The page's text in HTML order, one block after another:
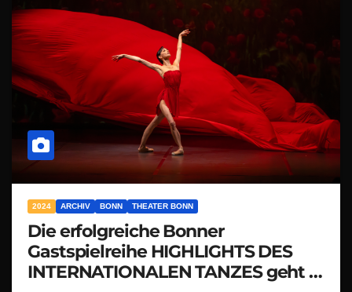
2024 ARCHIV BONN THEATER BONN
Die erfolgreiche Bonner
Gastspielreihe HIGHLIGHTS DES
INTERNATIONALEN TANZES geht in